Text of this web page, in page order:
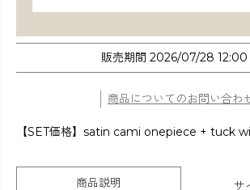
販売期間 2026/07/28 12:00
商品についてのお問い合わ
【SET価格】satin cami onepiece + tuck
商品説明 サ